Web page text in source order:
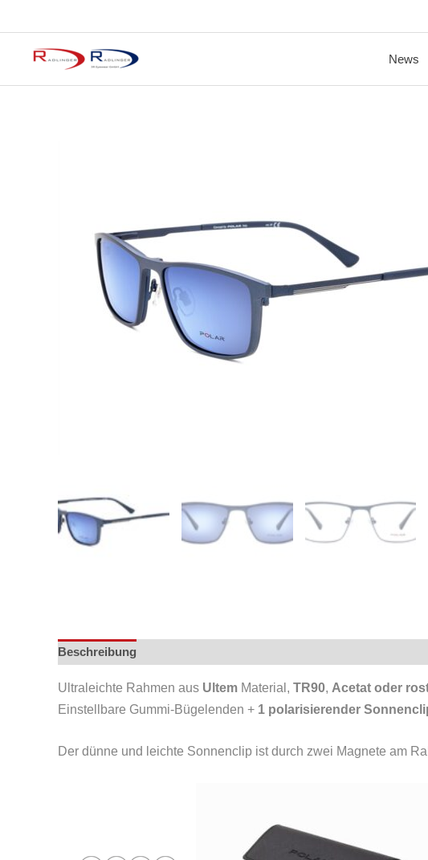
News
Beschreibung
Ultraleichte Rahmen aus Ultem Material, TR90, Acetat oder
Einstellbare Gummi-Bügelenden + 1 polarisierender
Der dünne und leichte Sonnenclip ist durch zwei Magnete am